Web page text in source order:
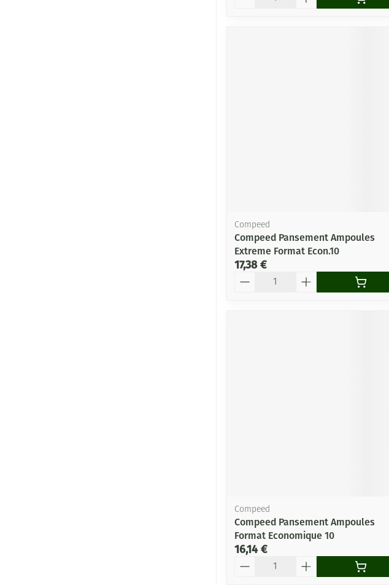
Compeed
Compeed Pansement Ampoules
Extreme Format Econ.10
17,38 €
Compeed
Compeed Pansement Ampoules
Format Economique 10
16,14 €